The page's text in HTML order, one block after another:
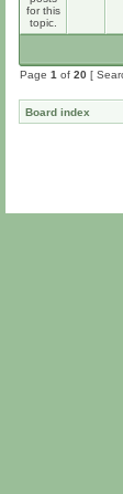
Page 1 of 20 [
Board index